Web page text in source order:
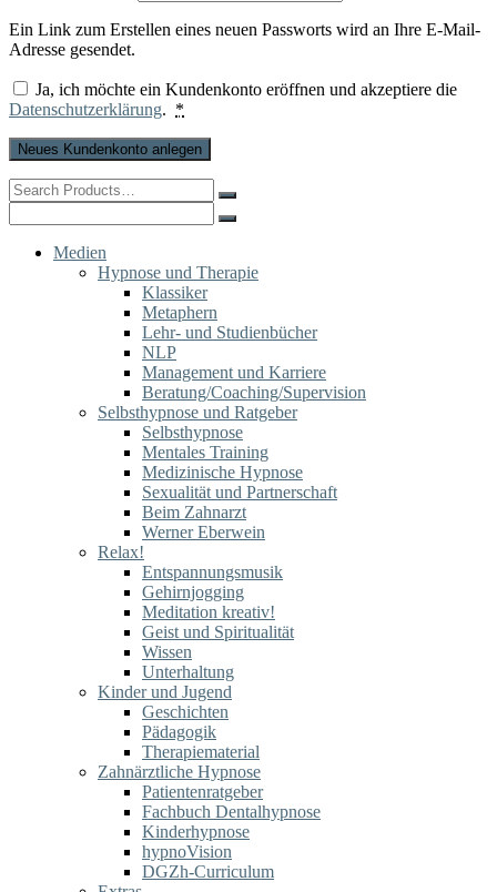
Ein Link zum Erstellen eines neuen Passworts wird an Ihre E-Mail-
Adresse gesendet.
Ja, ich möchte ein Kundenkonto eröffnen und akzeptiere die
Datenschutzerklärung. *
Neues Kundenkonto anlegen
Search
for:
for:
Medien
Hypnose und Therapie
Klassiker
Metaphern
Lehr- und Studienbücher
NLP
Management und Karriere
Beratung/Coaching/Supervision
Selbsthypnose und Ratgeber
Selbsthypnose
Mentales Training
Medizinische Hypnose
Sexualität und Partnerschaft
Beim Zahnarzt
Werner Eberwein
Relax!
Entspannungsmusik
Gehirnjogging
Meditation kreativ!
Geist und Spiritualität
Wissen
Unterhaltung
Kinder und Jugend
Geschichten
Pädagogik
Therapiematerial
Zahnärztliche Hypnose
Patientenratgeber
Fachbuch Dentalhypnose
Kinderhypnose
hypnoVision
DGZh-Curriculum